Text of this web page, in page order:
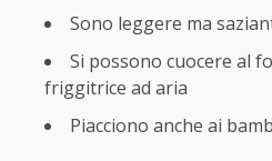
Sono leggere ma
Si possono cuocere al
friggitrice ad aria
Piacciono anche ai